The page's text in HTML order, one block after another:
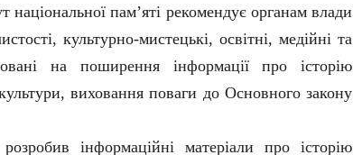
національної пам’яті рекомендує органам влади
культурно-мистецькі, освітні, медійні та
на поширення інформації про історію
виховання поваги до Основного закону
інформаційні матеріали про історію